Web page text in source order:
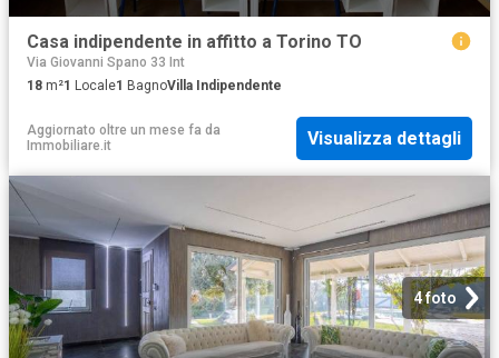
Casa indipendente in affitto a Torino TO
Via Giovanni Spano 33 Int
18 m²1 Locale1 BagnoVilla Indipendente
Aggiornato oltre un mese fa da
Immobiliare.it
Visualizza dettagli
4 foto